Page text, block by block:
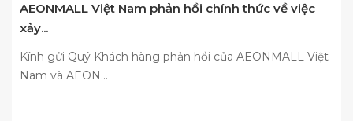
AEONMALL Việt Nam phản hồi chính thức về việc
xảy...
Kính gửi Quý Khách hàng phản hồi của AEONMALL Việt
Nam và AEON...